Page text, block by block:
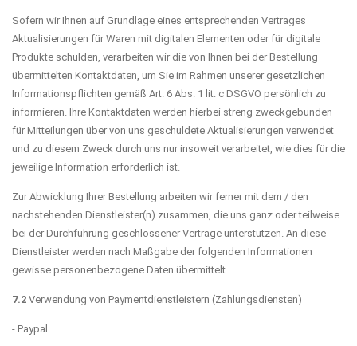
Sofern wir Ihnen auf Grundlage eines entsprechenden Vertrages
Aktualisierungen für Waren mit digitalen Elementen oder für digitale
Produkte schulden, verarbeiten wir die von Ihnen bei der Bestellung
übermittelten Kontaktdaten, um Sie im Rahmen unserer gesetzlichen
Informationspflichten gemäß Art. 6 Abs. 1 lit. c DSGVO persönlich zu
informieren. Ihre Kontaktdaten werden hierbei streng zweckgebunden
für Mitteilungen über von uns geschuldete Aktualisierungen verwendet
und zu diesem Zweck durch uns nur insoweit verarbeitet, wie dies für die
jeweilige Information erforderlich ist.
Zur Abwicklung Ihrer Bestellung arbeiten wir ferner mit dem / den
nachstehenden Dienstleister(n) zusammen, die uns ganz oder teilweise
bei der Durchführung geschlossener Verträge unterstützen. An diese
Dienstleister werden nach Maßgabe der folgenden Informationen
gewisse personenbezogene Daten übermittelt.
7.2 Verwendung von Paymentdienstleistern (Zahlungsdiensten)
- Paypal